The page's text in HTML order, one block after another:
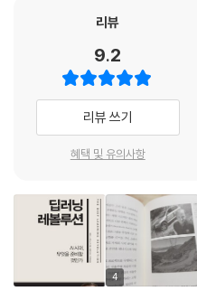
기 때문이다. 자율주행 자동차가
로 재활용될 것이다. 실제로 도시
방안 등을 그려보고 있다. 이는 도
차와 관련된 여러 산업군이 영향을
문제에 적용됨으로써 변혁을 겪게
다. 환자 수백만 명의 기록을 활용
암 진단에서 딥러닝의 예측과 전
의 완벽한 정확도가 나왔다. 인간
행력이 나온 이유는 전문의와 딥러
리뷰
9.2
리뷰 쓰기
혜택 및 유의사항
4